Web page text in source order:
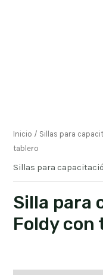
Inicio / Sillas para
tablero
Sillas para
Silla para
Foldy con